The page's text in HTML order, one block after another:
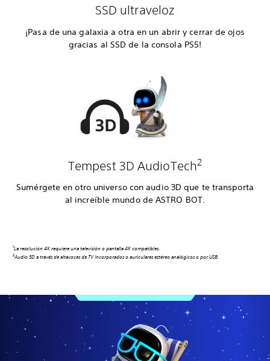
SSD ultraveloz
¡Pasa de una galaxia a otra en un abrir y cerrar de ojos
gracias al SSD de la consola PS5!
Tempest 3D AudioTech2
Sumérgete en otro universo con audio 3D que te transporta
al increíble mundo de ASTRO BOT.
1La resolución 4K requiere una televisión o pantalla 4K compatibles.
2Audio 3D a través de altavoces de TV incorporados o auriculares estéreo analógicos o por USB.